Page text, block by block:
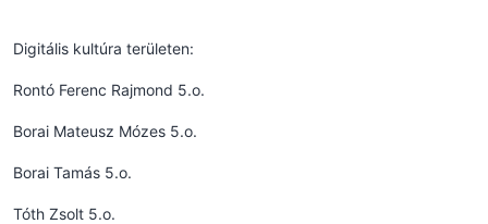
Digitális kultúra területen:
Rontó Ferenc Rajmond 5.o.
Borai Mateusz Mózes 5.o.
Borai Tamás 5.o.
Tóth Zsolt 5.o.